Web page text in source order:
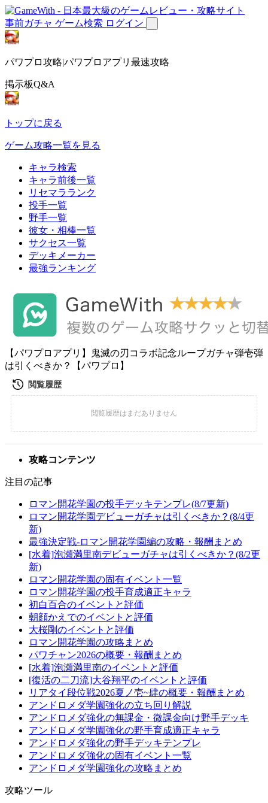
事前ガチャ ゲーム検索 ログイン
パワプロ攻略|パワプロアプリ最速攻略
掲示板Q&A
トップに戻る
ゲーム攻略一覧を見る
キャラ検索
キャラ前後一覧
リセマラランク
投手一覧
野手一覧
彼女・相棒一覧
サクセス一覧
デッキメーカー
最強ランキング
【パワプロアプリ】鬼滅の刃コラボ記念ループガチャ弾壱弾
は引くべきか？【パワプロ】
攻略コンテンツ
注目の記事
ロマン開花学園の投手デッキテンプレ(8/7更新)
ロマン開花学園デビューガチャは引くべきか？(8/4更
新)
最強決定戦-ロマン開花学園編の攻略・報酬まとめ
[水着]泡瀬満里南デビューガチャは引くべきか？(8/2更
新)
ロマン開花学園の固有イベント一覧
ロマン開花学園の投手育成適正キャラ
初白百合のイベントと評価
朝顔かえでのイベントと評価
大桜剛のイベントと評価
ロマン開花学園の攻略まとめ
パワチャン2026の概要・報酬まとめ
[水着]泡瀬満里南のイベントと評価
[復活の二刀流]大谷翔平のイベントと評価
リアタイ段位戦2026夏ノ壱~肆の概要・報酬まとめ
アンドロメダ学園強化の立ち回り解説
アンドロメダ強化の無課金・微課金向け野手デッキ
アンドロメダ学園強化の野手育成適正キャラ
アンドロメダ強化の野手デッキテンプレ
アンドロメダ強化の固有イベント一覧
アンドロメダ学園強化の攻略まとめ
攻略ツール